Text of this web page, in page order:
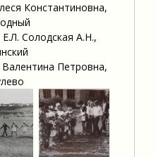
Константиновна,
Солодская А.Н.,
Петровна,